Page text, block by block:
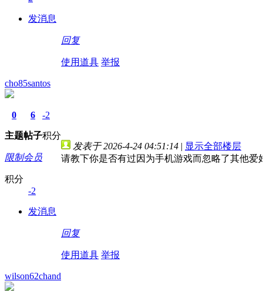
发消息
回复
使用道具 举报
cho85santos
0
主题
6
帖子
-2
积分
限制会员
积分
-2
发消息
发表于 2026-4-24 04:51:14 | 显示全部楼层
请教下你是否有过因为手机游戏而忽略了其他爱
回复
使用道具 举报
wilson62chand